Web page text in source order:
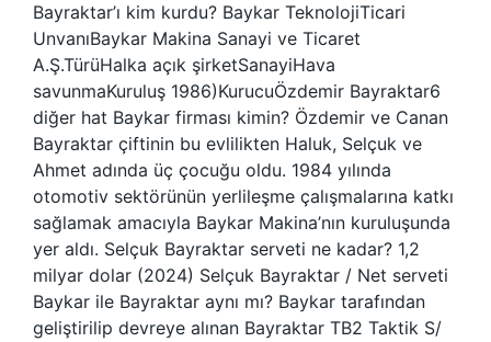
Bayraktar’ı kim kurdu? Baykar TeknolojiTicari
UnvanıBaykar Makina Sanayi ve Ticaret
A.Ş.TürüHalka açık şirketSanayiHava
savunmaKuruluş 1986)KurucuÖzdemir Bayraktar6
diğer hat Baykar firması kimin? Özdemir ve Canan
Bayraktar çiftinin bu evlilikten Haluk, Selçuk ve
Ahmet adında üç çocuğu oldu. 1984 yılında
otomotiv sektörünün yerlileşme çalışmalarına katkı
sağlamak amacıyla Baykar Makina’nın kuruluşunda
yer aldı. Selçuk Bayraktar serveti ne kadar? 1,2
milyar dolar (2024) Selçuk Bayraktar / Net serveti
Baykar ile Bayraktar aynı mı? Baykar tarafından
geliştirilip devreye alınan Bayraktar TB2 Taktik S/